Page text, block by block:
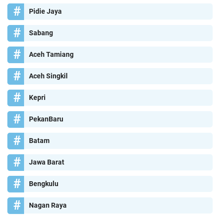
Pidie Jaya
Sabang
Aceh Tamiang
Aceh Singkil
Kepri
PekanBaru
Batam
Jawa Barat
Bengkulu
Nagan Raya